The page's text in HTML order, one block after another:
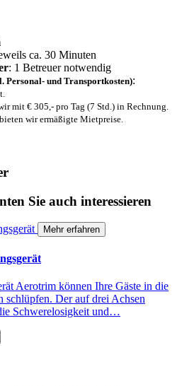
ca. 30 Minuten
: 1 Betreuer notwendig
Personal- und Transportkosten):
mit € 305,- pro Tag (7 Std.) in Rechnung.
wir ermäßigte Mietpreise.
Sie auch interessieren
Mehr erfahren
Aerotrim können Ihre Gäste in die
schlüpfen. Der auf drei Achsen
Schwerelosigkeit und…